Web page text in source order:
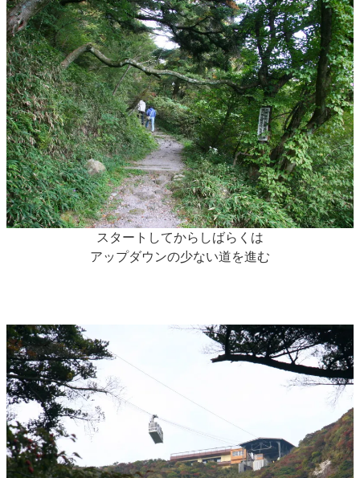
スタートしてからしばらくは
アップダウンの少ない道を進む